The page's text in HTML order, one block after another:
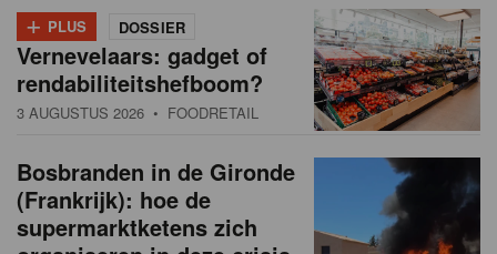
+ PLUS DOSSIER
Vernevelaars: gadget of
rendabiliteitshefboom?
3 AUGUSTUS 2026 • FOODRETAIL
Bosbranden in de Gironde
(Frankrijk): hoe de
supermarktketens zich